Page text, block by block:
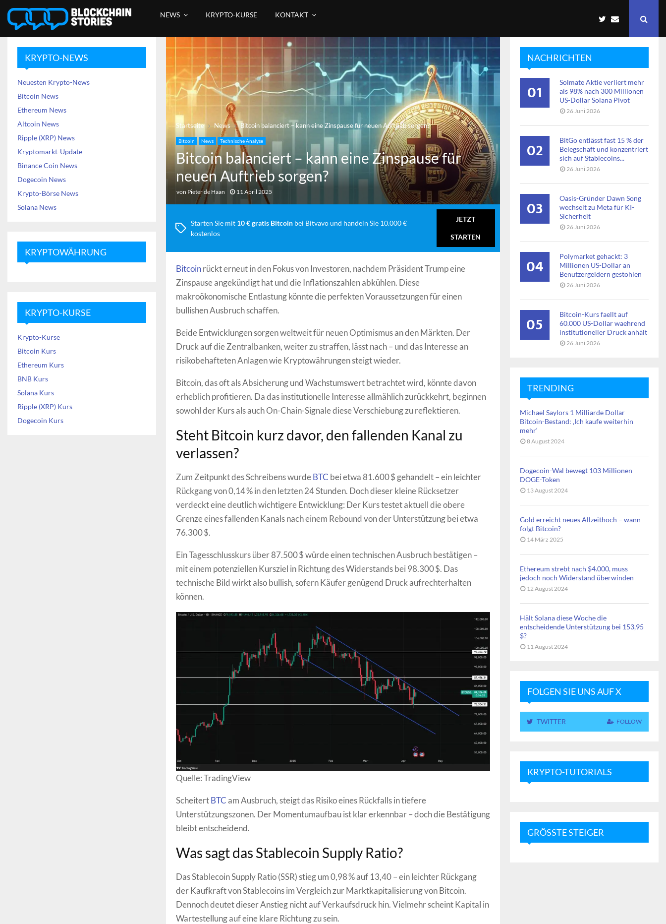
NEWS KRYPTO-KURSE KONTAKT
Startseite News Bitcoin balanciert – kann eine Zinspause für neuen Auftrieb sorgen?
Bitcoin News Technische Analyse
Bitcoin balanciert – kann eine Zinspause für
neuen Auftrieb sorgen?
von Pieter de Haan 11 April 2025
Starten Sie mit 10 € gratis Bitcoin bei Bitvavo und handeln Sie 10.000 €
kostenlos
JETZT
STARTEN
Bitcoinrückt erneut in den Fokus von Investoren, nachdem Präsident Trump eine
Zinspause angekündigt hat und die Inflationszahlen abkühlen. Diese
makroökonomische Entlastung könnte die perfekten Voraussetzungen für einen
bullishen Ausbruch schaffen.
Beide Entwicklungen sorgen weltweit für neuen Optimismus an den Märkten. Der
Druck auf die Zentralbanken, weiter zu straffen, lässt nach – und das Interesse an
risikobehafteten Anlagen wie Kryptowährungen steigt wieder.
Bitcoin, das oft als Absicherung und Wachstumswert betrachtet wird, könnte davon
erheblich profitieren. Da das institutionelle Interesse allmählich zurückkehrt, beginnen
sowohl der Kurs als auch On-Chain-Signale diese Verschiebung zu reflektieren.
Steht Bitcoin kurz davor, den fallenden Kanal zu
verlassen?
Zum Zeitpunkt des Schreibens wurdeBTC bei etwa 81.600 $ gehandelt – ein leichter
Rückgang von 0,14 % in den letzten 24 Stunden. Doch dieser kleine Rücksetzer
verdeckt eine deutlich wichtigere Entwicklung: Der Kurs testet aktuell die obere
Grenze eines fallenden Kanals nach einem Rebound von der Unterstützung bei etwa
76.300 $.
Ein Tagesschlusskurs über 87.500 $ würde einen technischen Ausbruch bestätigen –
mit einem potenziellen Kursziel in Richtung des Widerstands bei 98.300 $. Das
technische Bild wirkt also bullish, sofern Käufer genügend Druck aufrechterhalten
können.
Quelle: TradingView
ScheitertBTCam Ausbruch, steigt das Risiko eines Rückfalls in tiefere
Unterstützungszonen. Der Momentumaufbau ist klar erkennbar – doch die Bestätigung
bleibt entscheidend.
Was sagt das Stablecoin Supply Ratio?
Das Stablecoin Supply Ratio (SSR) stieg um 0,98 % auf 13,40 – ein leichter Rückgang
der Kaufkraft von Stablecoins im Vergleich zur Marktkapitalisierung von Bitcoin.
Dennoch deutet dieser Anstieg nicht auf Verkaufsdruck hin. Vielmehr scheint Kapital in
Wartestellung auf eine klare Richtung zu sein.
KRYPTO-NEWS
Neuesten Krypto-News
Bitcoin News
Ethereum News
Altcoin News
Ripple (XRP) News
Kryptomarkt-Update
Binance Coin News
Dogecoin News
Krypto-Börse News
Solana News
KRYPTOWÄHRUNG
KRYPTO-KURSE
Krypto-Kurse
Bitcoin Kurs
Ethereum Kurs
BNB Kurs
Solana Kurs
Ripple (XRP) Kurs
Dogecoin Kurs
NACHRICHTEN
01
Solmate Aktie verliert mehr
als 98% nach 300 Millionen
US-Dollar Solana Pivot
26 Juni 2026
02
BitGo entlässt fast 15 % der
Belegschaft und konzentriert
sich auf Stablecoins...
26 Juni 2026
03
Oasis-Gründer Dawn Song
wechselt zu Meta für KI-
Sicherheit
26 Juni 2026
04
Polymarket gehackt: 3
Millionen US-Dollar an
Benutzergeldern gestohlen
26 Juni 2026
05
Bitcoin-Kurs faellt auf
60.000 US-Dollar waehrend
institutioneller Druck anhält
26 Juni 2026
TRENDING
Michael Saylors 1 Milliarde Dollar
Bitcoin-Bestand: ‚Ich kaufe weiterhin
mehr‘
8 August 2024
Dogecoin-Wal bewegt 103 Millionen
DOGE-Token
13 August 2024
Gold erreicht neues Allzeithoch – wann
folgt Bitcoin?
14 März 2025
Ethereum strebt nach $4.000, muss
jedoch noch Widerstand überwinden
12 August 2024
Hält Solana diese Woche die
entscheidende Unterstützung bei 153,95
$?
11 August 2024
FOLGEN SIE UNS AUF X
TWITTER FOLLOW
KRYPTO-TUTORIALS
GRÖSSTE STEIGER